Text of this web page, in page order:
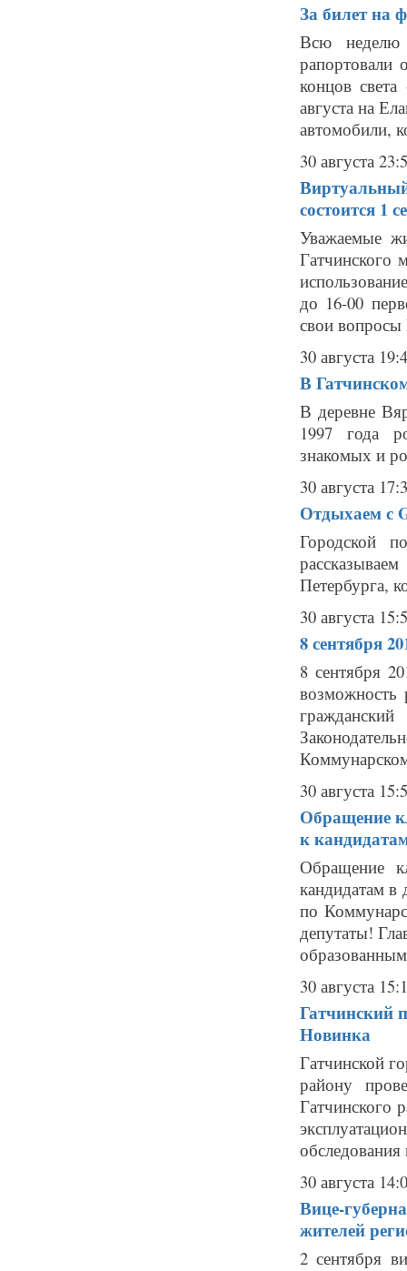
За билет на
Всю
рапортовали
концов
августа на
автомобили,
30 августа
состоится 1
Уважаемые
Гатчинского
до 16-00
свои вопросы
30 августа
В
В деревне
1997 года
знакомых и
30 августа
Отдыхаем с
Городской
Петербурга,
30 августа
8 сентября
8 сентября
возможность
30 августа
Обращение
к
Обращение
кандидатам в
по
депутаты!
30 августа
Гатчинский
Новинка
Гатчинской
району
Гатчинского
30 августа
Вице-
жителей
2 сентября